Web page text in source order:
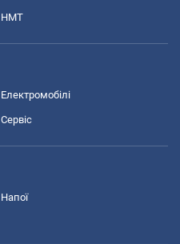
НМТ
Електромобілі
Сервіс
Напої